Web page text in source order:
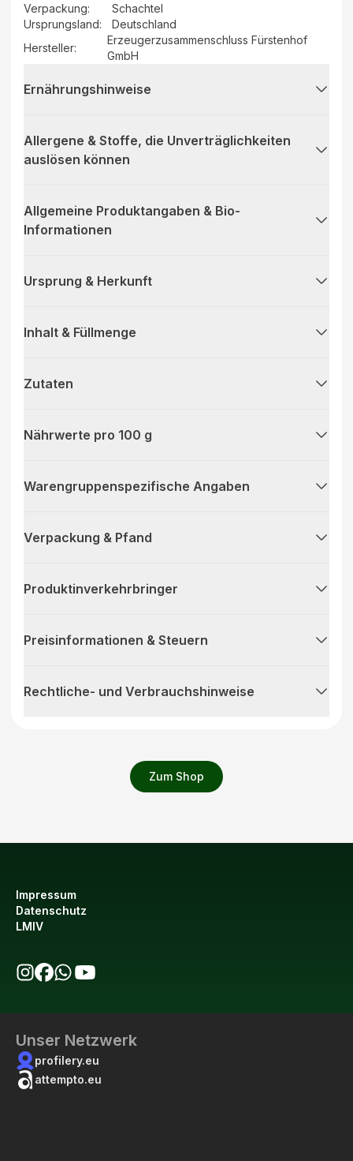
Zum Shop
Verpackung:
Schachtel
Ursprungsland:
Deutschland
Hersteller:
Erzeugerzusammenschluss Fürstenhof
GmbH
Ernährungshinweise
Allergene & Stoffe, die Unverträglichkeiten
auslösen können
Allgemeine Produktangaben & Bio-
Informationen
Ursprung & Herkunft
Inhalt & Füllmenge
Zutaten
Nährwerte pro 100 g
Warengruppenspezifische Angaben
Verpackung & Pfand
Produktinverkehrbringer
Preisinformationen & Steuern
Rechtliche- und Verbrauchshinweise
Impressum
Datenschutz
LMIV
Unser Netzwerk
profilery.eu
attempto.eu